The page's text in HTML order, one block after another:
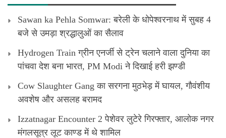
Sawan ka Pehla Somwar: बरेली के धोपेश्वरनाथ में सुबह 4
बजे से उमड़ा श्रद्धालुओं का सैलाव
Hydrogen Train ग्रीन एनर्जी से ट्रेन चलाने वाला दुनिया का
पांचवा देश बना भारत, PM Modi ने दिखाई हरी झण्डी
Cow Slaughter Gang का सरगना मुठभेड़ में घायल, गौवंशीय
अवशेष और असलह बरामद
Izzatnagar Encounter 2 पेशेवर लुटेरे गिरफ्तार, आलोक नगर
मंगलसूत्र लूट काण्‍ड में थे शामिल